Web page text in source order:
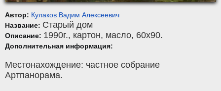
Автор: Кулаков Вадим Алексеевич
Название: Старый дом
Описание: 1990г., картон, масло, 60x90.
Дополнительная информация:
Местонахождение: частное собрание
Артпанорама.